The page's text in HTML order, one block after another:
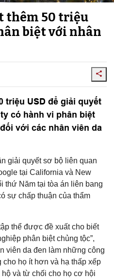
thêm 50 triệu
biệt với nhân
triệu USD để giải quyết
có hành vi phân biệt
với các nhân viên da
giải quyết sơ bộ liên quan
tại California và New
thứ Năm tại tòa án liên bang
sự chấp thuận của thẩm
thể được đề xuất cho biết
phân biệt chủng tộc”,
viên da đen làm những công
họ ít hơn và hạ thấp xếp
và từ chối cho họ cơ hội